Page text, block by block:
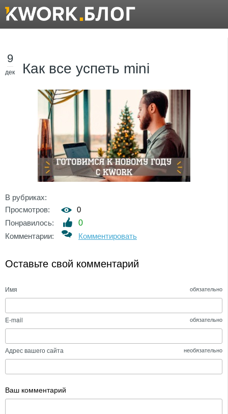
9
дек Как все успеть mini
В рубриках:
Просмотров:
0
Понравилось:
0
Комментарии:
Комментировать
Оставьте свой комментарий
Имя обязательно
E-mail обязательно
Адрес вашего сайта необязательно
Ваш комментарий